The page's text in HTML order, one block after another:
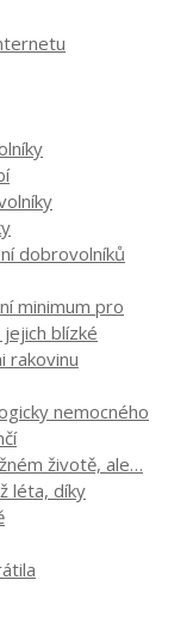
dobrovolníků
minimum pro
blízké
rakovinu
nemocného
životě, ale…
léta, díky